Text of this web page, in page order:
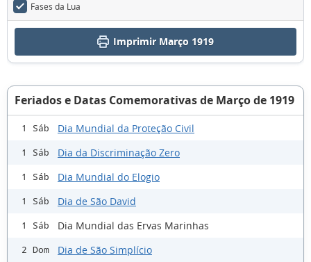
Fases da Lua
Imprimir Março 1919
Feriados e Datas Comemorativas de Março de 1919
1 Sáb Dia Mundial da Proteção Civil
1 Sáb Dia da Discriminação Zero
1 Sáb Dia Mundial do Elogio
1 Sáb Dia de São David
1 Sáb Dia Mundial das Ervas Marinhas
2 Dom Dia de São Simplício